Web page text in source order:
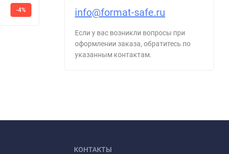
-4%
₽
-30%
427 ₽
info@format-safe.ru
Если у вас возникли вопросы при
оформлении заказа, обратитесь по
указанным контактам.
КОНТАКТЫ